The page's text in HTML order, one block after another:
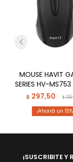
MOUSE HAVIT
SERIES HV-MS753
$ 297,50 $
15
¡SUSCRIBITE Y